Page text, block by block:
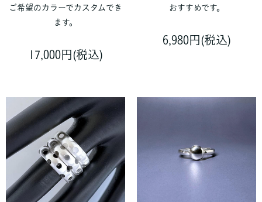
ご希望のカラーでカスタムでき
ます。
17,000円(税込)
おすすめです。
6,980円(税込)